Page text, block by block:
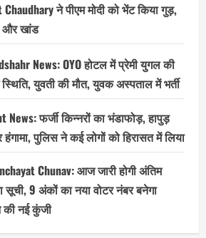
Chaudhary ने पीएम मोदी को भेंट किया गुड़,
खांड
News: OYO होटल में प्रेमी युगल की
युवती की मौत, युवक अस्पताल में भर्ती
News: फर्जी किन्नरों का भंडाफोड़, हापुड़
हंगामा, पुलिस ने कई लोगों को हिरासत में लिया
Chunav: आज जारी होगी अंतिम
सूची, 9 अंकों का नया वोटर नंबर बनेगा
की नई कुंजी